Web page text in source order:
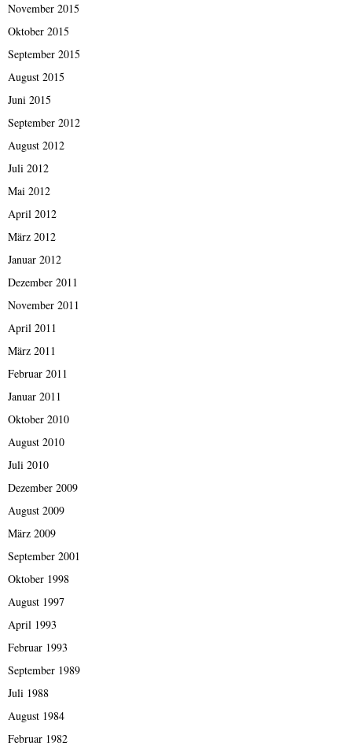
November 2015
Oktober 2015
September 2015
August 2015
Juni 2015
September 2012
August 2012
Juli 2012
Mai 2012
April 2012
März 2012
Januar 2012
Dezember 2011
November 2011
April 2011
März 2011
Februar 2011
Januar 2011
Oktober 2010
August 2010
Juli 2010
Dezember 2009
August 2009
März 2009
September 2001
Oktober 1998
August 1997
April 1993
Februar 1993
September 1989
Juli 1988
August 1984
Februar 1982